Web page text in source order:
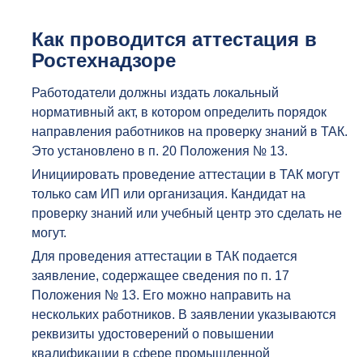
Как проводится аттестация в
Ростехнадзоре
Работодатели должны издать локальный
нормативный акт, в котором определить порядок
направления работников на проверку знаний в ТАК.
Это установлено в п. 20 Положения № 13.
Инициировать проведение аттестации в ТАК могут
только сам ИП или организация. Кандидат на
проверку знаний или учебный центр это сделать не
могут.
Для проведения аттестации в ТАК подается
заявление, содержащее сведения по п. 17
Положения № 13. Его можно направить на
нескольких работников. В заявлении указываются
реквизиты удостоверений о повышении
квалификации в сфере промышленной